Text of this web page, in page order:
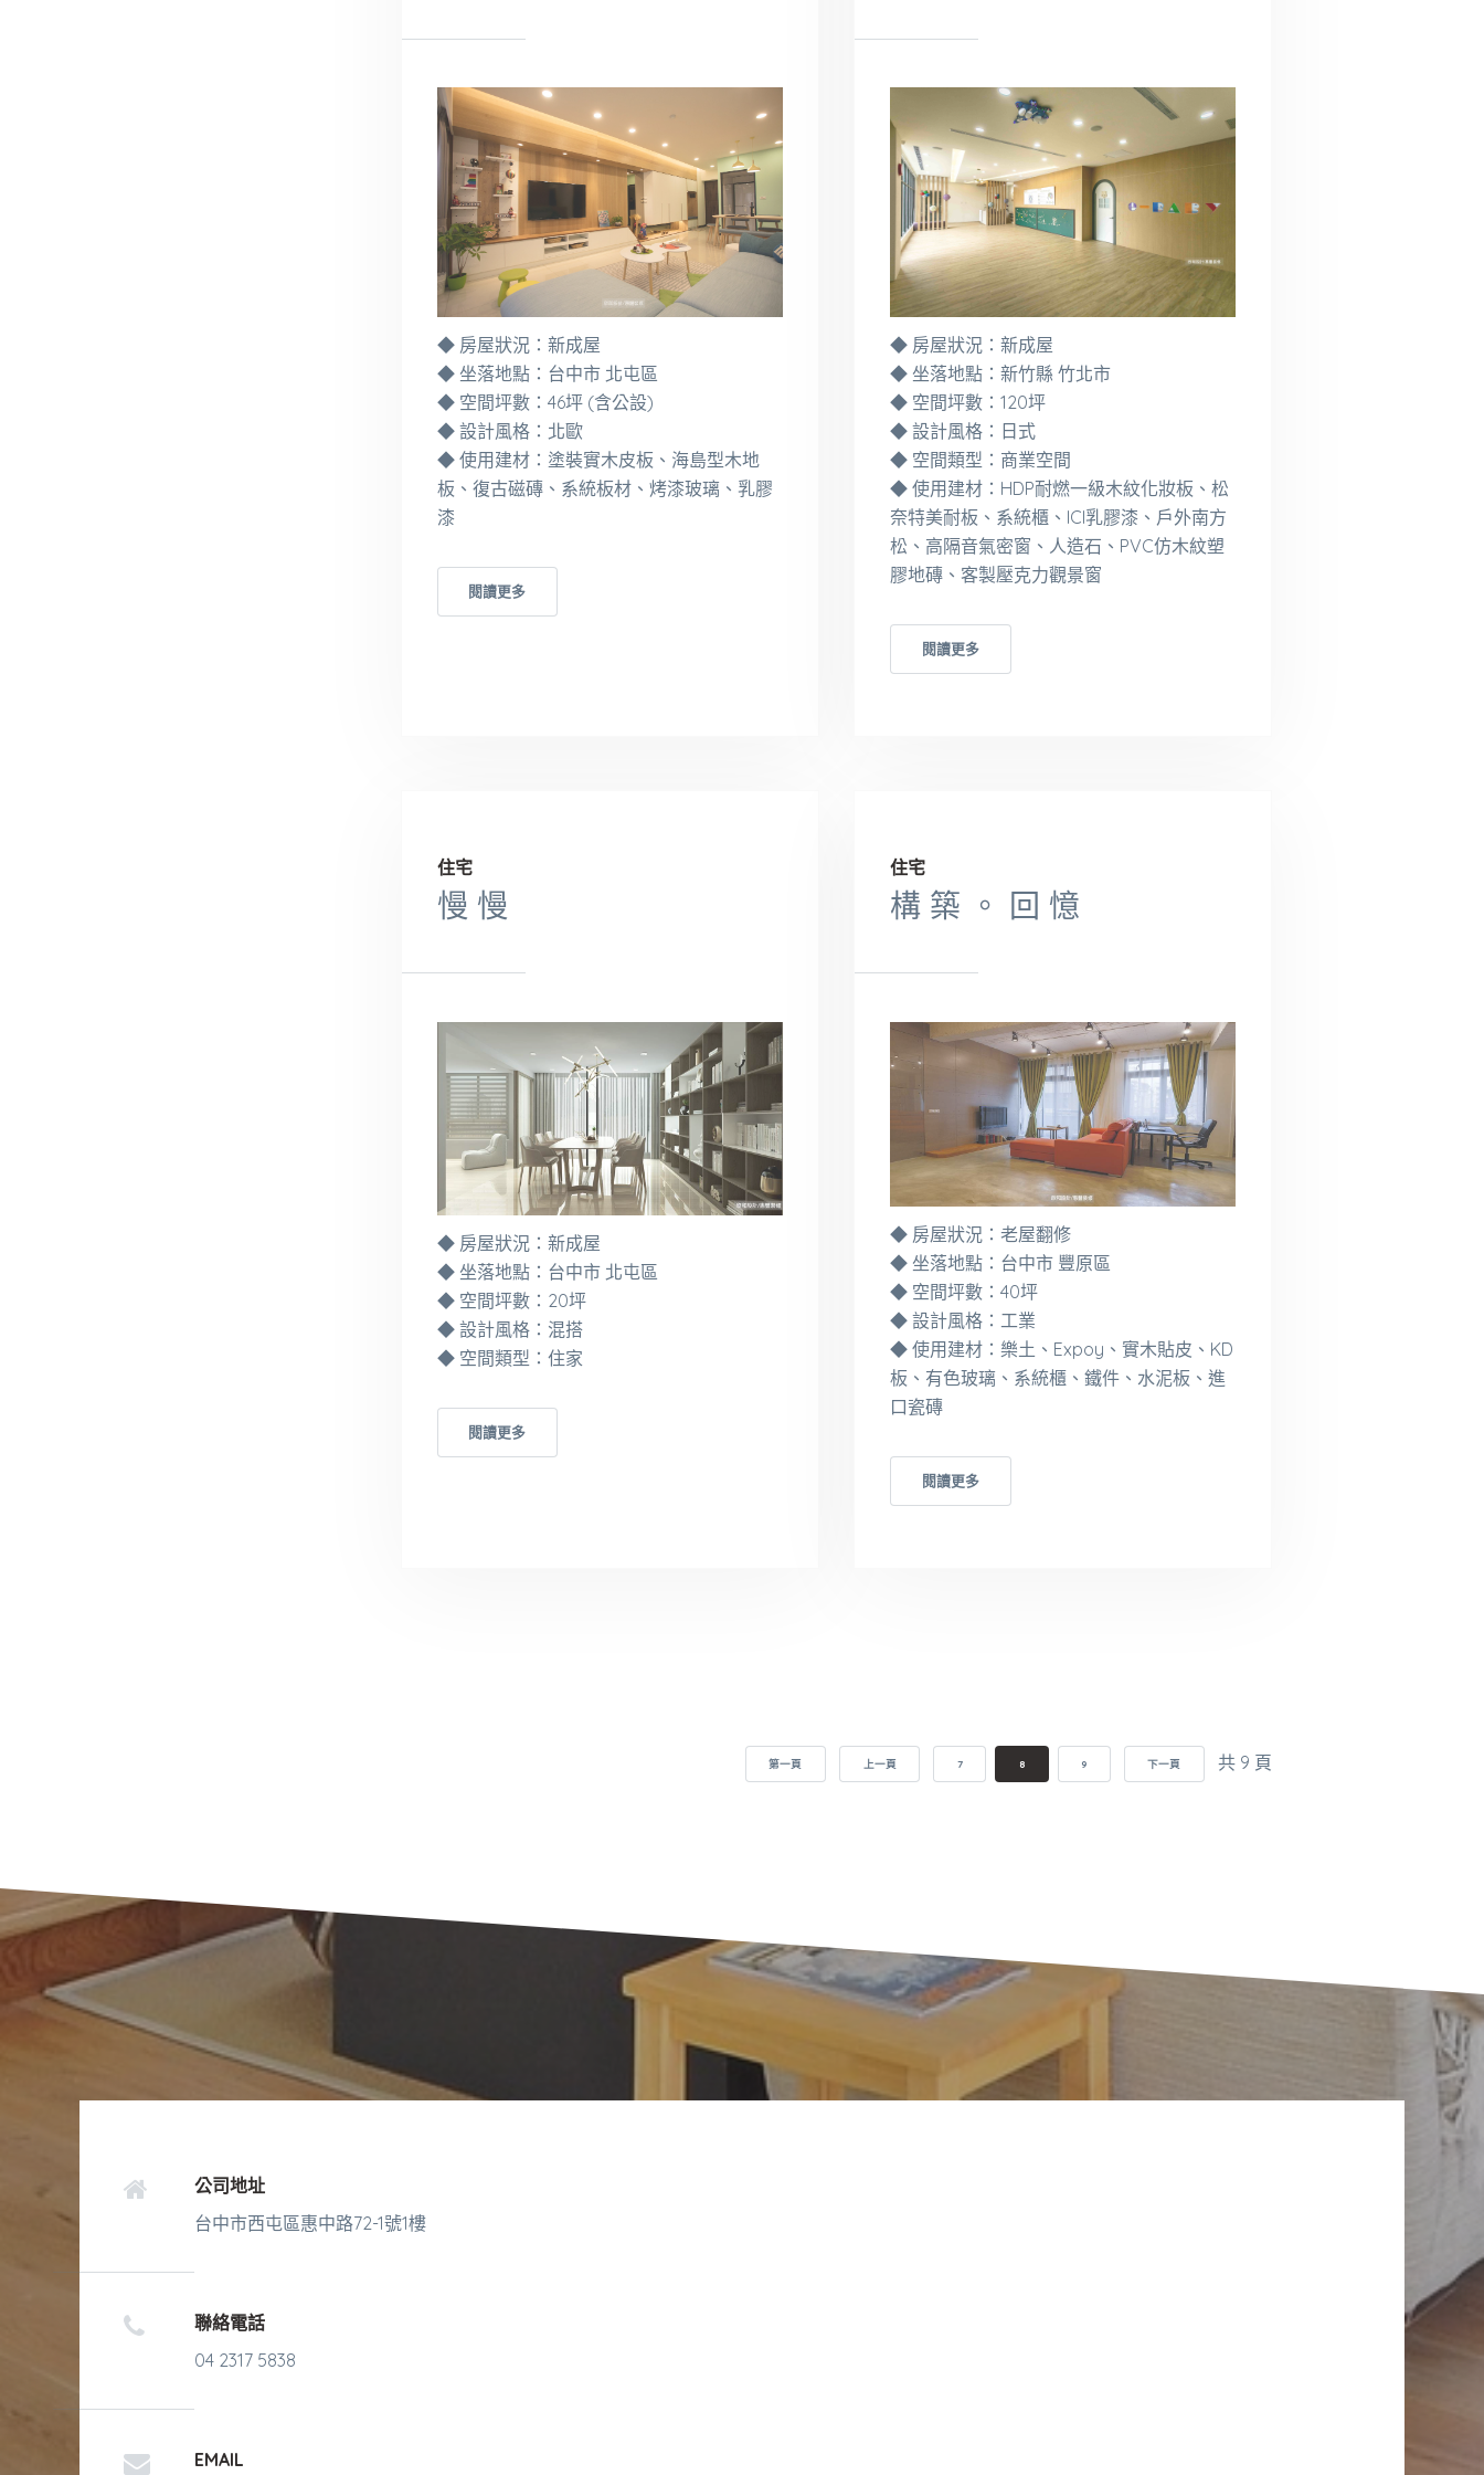
◆ 房屋狀況：新成屋
◆ 坐落地點：台中市 北屯區
◆ 空間坪數：46坪 (含公設)
◆ 設計風格：北歐
◆ 使用建材：塗裝實木皮板、海島型木地
板、復古磁磚、系統板材、烤漆玻璃、乳膠
漆
閱讀更多
◆ 房屋狀況：新成屋
◆ 坐落地點：新竹縣 竹北市
◆ 空間坪數：120坪
◆ 設計風格：日式
◆ 空間類型：商業空間
◆ 使用建材：HDP耐燃一級木紋化妝板、松
奈特美耐板、系統櫃、ICI乳膠漆、戶外南方
松、高隔音氣密窗、人造石、PVC仿木紋塑
膠地磚、客製壓克力觀景窗
閱讀更多
住宅
慢 慢
◆ 房屋狀況：新成屋
◆ 坐落地點：台中市 北屯區
◆ 空間坪數：20坪
◆ 設計風格：混搭
◆ 空間類型：住家
閱讀更多
住宅
構 築 。 回 憶
◆ 房屋狀況：老屋翻修
◆ 坐落地點：台中市 豐原區
◆ 空間坪數：40坪
◆ 設計風格：工業
◆ 使用建材：樂土、Expoy、實木貼皮、KD
板、有色玻璃、系統櫃、鐵件、水泥板、進
口瓷磚
閱讀更多
第一頁 上一頁 7 8 9 下一頁 共 9 頁
公司地址
台中市西屯區惠中路72-1號1樓
聯絡電話
04 2317 5838
EMAIL